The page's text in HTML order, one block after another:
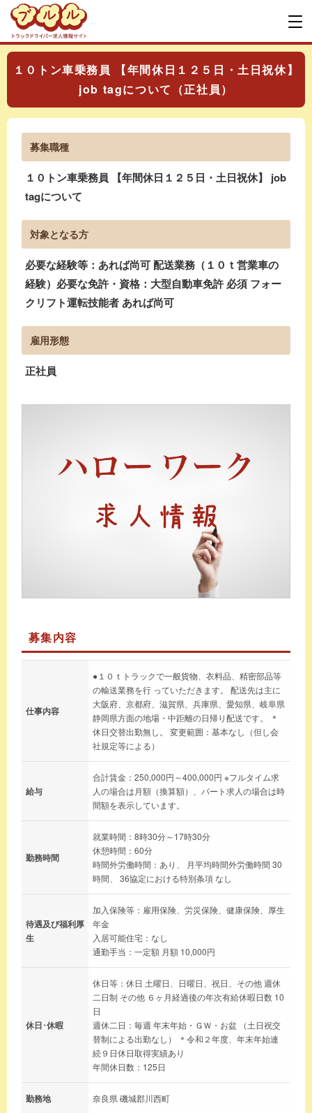
１０トン車乗務員 【年間休日１２５日・土日祝休】
job tagについて（正社員）
募集職種
１０トン車乗務員 【年間休日１２５日・土日祝休】 job
tagについて
対象となる方
必要な経験等：あれば尚可 配送業務（１０ｔ営業車の
経験）必要な免許・資格：大型自動車免許 必須 フォー
クリフト運転技能者 あれば尚可
雇用形態
正社員
募集内容
仕事内容
●１０ｔトラックで一般貨物、衣料品、精密部品等
の輸送業務を行 っていただきます。 配送先は主に
大阪府、京都府、滋賀県、兵庫県、愛知県、岐阜県
静岡県方面の地場・中距離の日帰り配送です。 ＊
休日交替出勤無し。 変更範囲：基本なし（但し会
社規定等による）
給与
合計賃金：250,000円～400,000円 ※フルタイム求
人の場合は月額（換算額）、パート求人の場合は時
間額を表示しています。
勤務時間
就業時間：8時30分～17時30分
休憩時間：60分
時間外労働時間：あり、 月平均時間外労働時間 30
時間、 36協定における特別条項 なし
待遇及び福利厚
生
加入保険等：雇用保険、労災保険、健康保険、厚生
年金
入居可能住宅：なし
通勤手当：一定額 月額 10,000円
休日･休暇
休日等：休日 土曜日、日曜日、祝日、その他 週休
二日制 その他 ６ヶ月経過後の年次有給休暇日数 10
日
週休二日：毎週 年末年始・ＧＷ・お盆 （土日祝交
替制による出勤なし） ＊令和２年度、年末年始連
続９日休日取得実績あり
年間休日数：125日
勤務地 奈良県 磯城郡川西町